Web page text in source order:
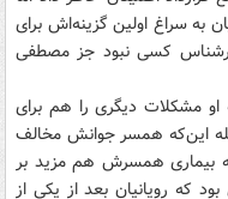
به سراغ اولین گزینه‌اش برای
سرشناس کسی نبود جز مصطفی
او مشکلات دیگری را هم برای
این‌که همسر جوانش مخالف
بیماری همسرش هم مزید بر
که رویانیان بعد از یکی از